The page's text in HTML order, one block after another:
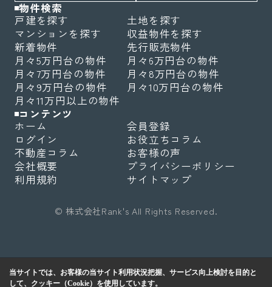
物件検索
戸建を探す
土地を探す
マンションを探す
収益物件を探す
新着物件
先行販売物件
月々5万円台の物件
月々6万円台の物件
月々7万円台の物件
月々8万円台の物件
月々9万円台の物件
月々10万円台の物件
月々11万円以上の物件
コンテンツ
ホーム
会員登録
ログイン
お役立ちコラム
不動産コラム
お客様の声
会社概要
プライバシーポリシー
利用規約
サイトマップ
© 株式会社Rank's All Rights Reserved.
当サイトでは、お客様の当サイト利用状況把握、サービス向上検討を目的と
して、クッキー（Cookie）を使用しています。